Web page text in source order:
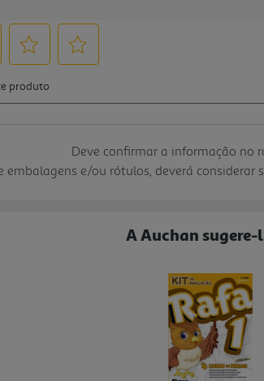
Deve confirmar a informação no
embalagens e/ou rótulos, deverá
A Auchan sugere-